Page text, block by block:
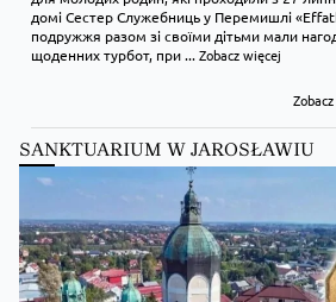
домі Сестер Служебниць у Перемишлі
подружжя разом зі своїми дітьми мали
щоденних турбот, при...Zobacz więcej
Kościół Greckokatolicki
Преображення Господнє в Лодзі
SANKTUARIUM W JAROSŁAWIU